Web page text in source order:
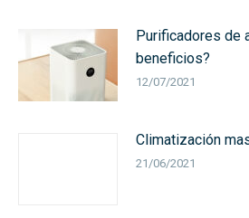
Purificadores de
beneficios?
12/07/2021
Climatización
21/06/2021